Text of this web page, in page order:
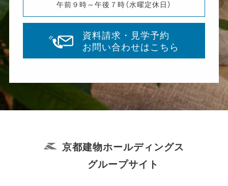
午前９時～午後７時（水曜定休日）
資料請求・見学予約
お問い合わせはこちら
京都建物ホールディングス
グループサイト